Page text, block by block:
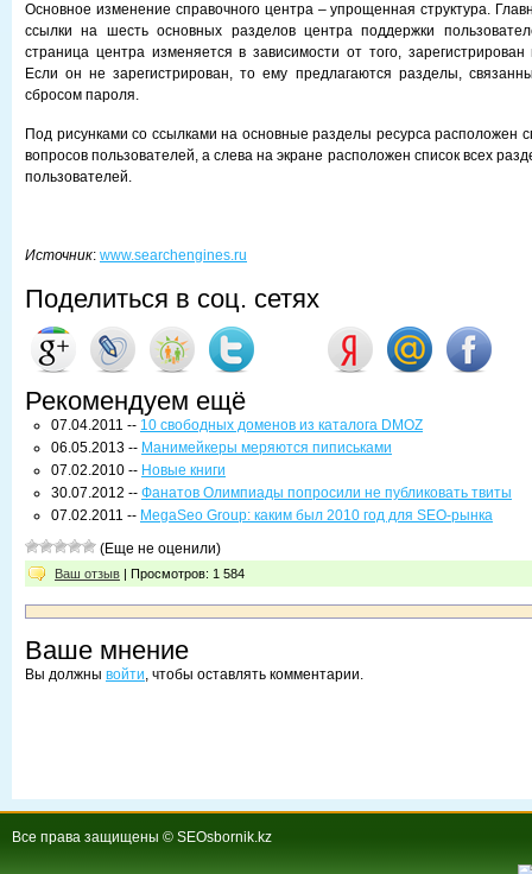
Основное изменение справочного центра – упрощенная структура.
ссылки на шесть основных разделов центра поддержки
страница центра изменяется в зависимости от того, зарегистрирован
Если он не зарегистрирован, то ему предлагаются разделы,
сбросом пароля.
Под рисунками со ссылками на основные разделы ресурса расположен
вопросов пользователей, а слева на экране расположен список всех
пользователей.
Источник: www.searchengines.ru
Поделиться в соц. сетях
Рекомендуем ещё
07.04.2011 -- 10 свободных доменов из каталога DMOZ
06.05.2013 -- Манимейкеры меряются пиписьками
07.02.2010 -- Новые книги
30.07.2012 -- Фанатов Олимпиады попросили не публиковать твиты
07.02.2011 -- MegaSeo Group: каким был 2010 год для SEO-рынка
(Еще не оценили)
Ваш отзыв | Просмотров: 1 584
Ваше мнение
Вы должны войти, чтобы оставлять комментарии.
Все права защищены © SEOsbornik.kz